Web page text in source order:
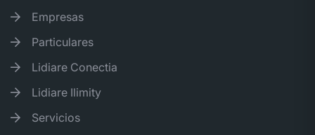
Empresas
Particulares
Lidiare Conectia
Lidiare Ilimity
Servicios